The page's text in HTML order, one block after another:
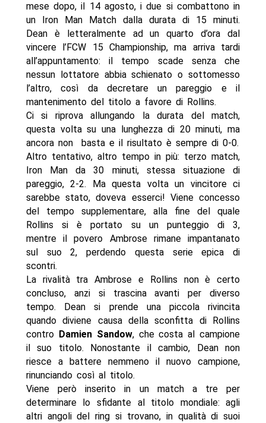
mese dopo, il 14 agosto, i due si combattono in
un Iron Man Match dalla durata di 15 minuti.
Dean è letteralmente ad un quarto d’ora dal
vincere l’FCW 15 Championship, ma arriva tardi
all’appuntamento: il tempo scade senza che
nessun lottatore abbia schienato o sottomesso
l’altro, così da decretare un pareggio e il
mantenimento del titolo a favore di Rollins.
Ci si riprova allungando la durata del match,
questa volta su una lunghezza di 20 minuti, ma
ancora non basta e il risultato è sempre di 0-0.
Altro tentativo, altro tempo in più: terzo match,
Iron Man da 30 minuti, stessa situazione di
pareggio, 2-2. Ma questa volta un vincitore ci
sarebbe stato, doveva esserci! Viene concesso
del tempo supplementare, alla fine del quale
Rollins si è portato su un punteggio di 3,
mentre il povero Ambrose rimane impantanato
sul suo 2, perdendo questa serie epica di
scontri.
La rivalità tra Ambrose e Rollins non è certo
concluso, anzi si trascina avanti per diverso
tempo. Dean si prende una piccola rivincita
quando diviene causa della sconfitta di Rollins
contro Damien Sandow, che costa al campione
il suo titolo. Nonostante il cambio, Dean non
riesce a battere nemmeno il nuovo campione,
rinunciando così al titolo.
Viene però inserito in un match a tre per
determinare lo sfidante al titolo mondiale: agli
altri angoli del ring si trovano, in qualità di suoi